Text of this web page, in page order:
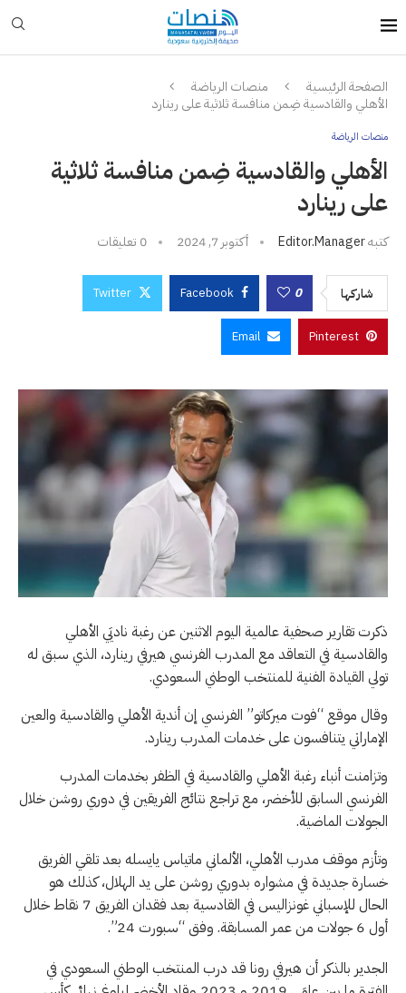
الصفحة الرئيسية
منصات الرياضة
الأهلي والقادسية ضِمن منافسة ثلاثية على رينارد
منصات الرياضة
الأهلي والقادسية ضِمن منافسة ثلاثية
على رينارد
كتبهEditor.manager أكتوبر 7, 2024 0 تعليقات
شاركها 0
Facebook
Twitter
Pinterest
Email
ذكرت تقارير صحفية عالمية اليوم الاثنين عن رغبة ناديَي الأهلي
والقادسية في التعاقد مع المدرب الفرنسي هيرفي رينارد، الذي سبق له
تولي القيادة الفنية للمنتخب الوطني السعودي.
وقال موقع “فوت ميركاتو” الفرنسي إن أندية الأهلي والقادسية والعين
الإماراتي يتنافسون على خدمات المدرب رينارد.
وتزامنت أنباء رغبة الأهلي والقادسية في الظفر بخدمات المدرب
الفرنسي السابق للأخضر، مع تراجع نتائج الفريقين في دوري روشن خلال
الجولات الماضية.
وتأزم موقف مدرب الأهلي، الألماني ماتياس يايسله بعد تلقي الفريق
خسارة جديدة في مشواره بدوري روشن على يد الهلال، كذلك هو
الحال للإسباني غونزاليس في القادسية بعد فقدان الفريق 7 نقاط خلال
أول 6 جولات من عمر المسابقة. وفق “سبورت 24”.
الجدير بالذكر أن هيرفي رونا قد درب المنتخب الوطني السعودي في